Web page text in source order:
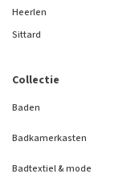
Collectie
Baden
Badkamerkasten
Badtextiel & mode
Heerlen
Sittard